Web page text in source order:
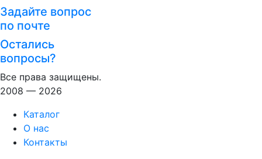
Задайте вопрос
по почте
Остались
вопросы?
Все права защищены.
2008 — 2026
Каталог
О нас
Контакты